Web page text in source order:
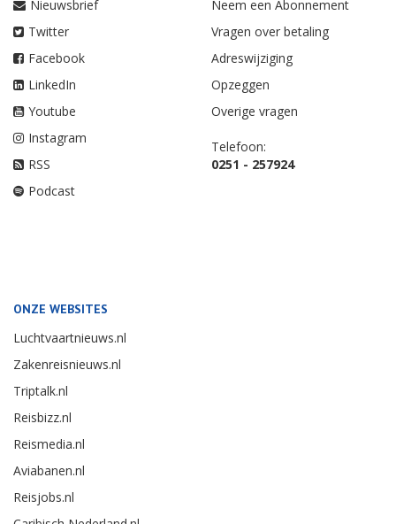
Nieuwsbrief
Twitter
Facebook
LinkedIn
Youtube
Instagram
RSS
Podcast
Neem een Abonnement
Vragen over betaling
Adreswijziging
Opzeggen
Overige vragen
Telefoon:
0251 - 257924
ONZE WEBSITES
Luchtvaartnieuws.nl
Zakenreisnieuws.nl
Triptalk.nl
Reisbizz.nl
Reismedia.nl
Aviabanen.nl
Reisjobs.nl